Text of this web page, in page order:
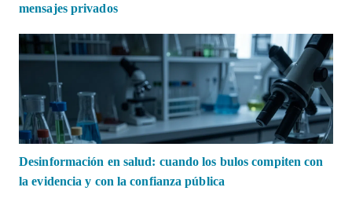
mensajes privados
Desinformación en salud: cuando los bulos compiten con
la evidencia y con la confianza pública